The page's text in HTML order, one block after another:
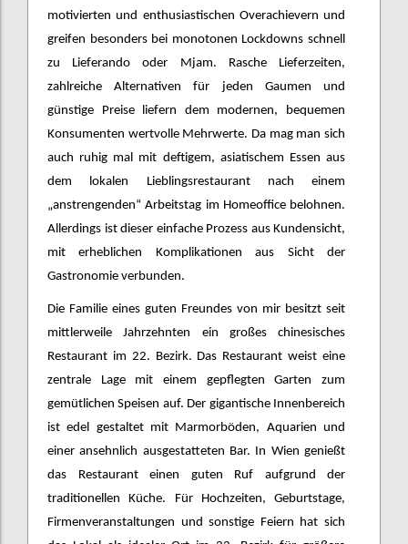
motivierten und enthusiastischen Overachievern und
greifen besonders bei monotonen Lockdowns schnell
zu Lieferando oder Mjam. Rasche Lieferzeiten,
zahlreiche Alternativen für jeden Gaumen und
günstige Preise liefern dem modernen, bequemen
Konsumenten wertvolle Mehrwerte. Da mag man sich
auch ruhig mal mit deftigem, asiatischem Essen aus
dem lokalen Lieblingsrestaurant nach einem
„anstrengenden“ Arbeitstag im Homeoffice belohnen.
Allerdings ist dieser einfache Prozess aus Kundensicht,
mit erheblichen Komplikationen aus Sicht der
Gastronomie verbunden.
Die Familie eines guten Freundes von mir besitzt seit
mittlerweile Jahrzehnten ein großes chinesisches
Restaurant im 22. Bezirk. Das Restaurant weist eine
zentrale Lage mit einem gepflegten Garten zum
gemütlichen Speisen auf. Der gigantische Innenbereich
ist edel gestaltet mit Marmorböden, Aquarien und
einer ansehnlich ausgestatteten Bar. In Wien genießt
das Restaurant einen guten Ruf aufgrund der
traditionellen Küche. Für Hochzeiten, Geburtstage,
Firmenveranstaltungen und sonstige Feiern hat sich